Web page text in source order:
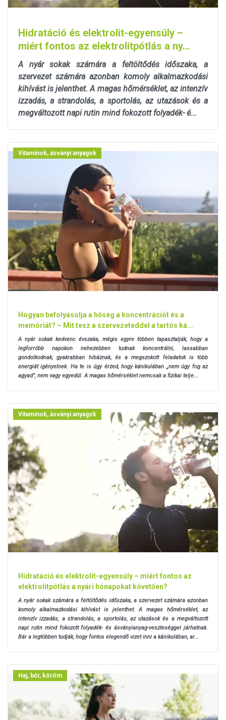
Hidratáció és elektrolit-egyensúly –
miért fontos az elektrolitpótlás a ny...
A nyár sokak számára a feltöltődés időszaka, a
szervezet számára azonban komoly alkalmazkodási
kihívást is jelenthet. A magas hőmérséklet, az intenzív
izzadás, a strandolás, a sportolás, az utazások és a
megváltozott napi rutin mind fokozott folyadék- é...
Vitaminok, ásványi anyagok
Hogyan befolyásolja a hőség a koncentrációt és a
memóriát? – Mit tesz a szervezeteddel a tartós ká...
A nyár sokak kedvenc évszaka, mégis egyre többen tapasztalják, hogy a
legforróbb napokon nehezebben tudnak koncentrálni, lassabban
gondolkodnak, gyakrabban hibáznak, és a megszokott feladatok is több
energiát igényelnek. Ha te is úgy érzed, hogy kánikulában „nem úgy fog az
agyad”, nem vagy egyedül. A magas hőmérséklet nemcsak a fizikai telje...
Vitaminok, ásványi anyagok
Hidratáció és elektrolit-egyensúly – miért fontos az
elektrolitpótlás a nyári hónapokat követően?
A nyár sokak számára a feltöltődés időszaka, a szervezet számára azonban
komoly alkalmazkodási kihívást is jelenthet. A magas hőmérséklet, az
intenzív izzadás, a strandolás, a sportolás, az utazások és a megváltozott
napi rutin mind fokozott folyadék- és ásványianyag-veszteséggel járhatnak.
Bár a legtöbben tudják, hogy fontos elegendő vizet inni a kánikulában, ar...
Haj, bőr, köröm